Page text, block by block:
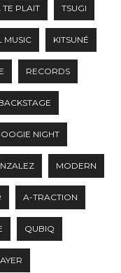
TE PLAIT TSUGI
MUSIC KITSUNÉ
RECORDS
NIGHT
MODERN
A-TRACTION
QUBIQ